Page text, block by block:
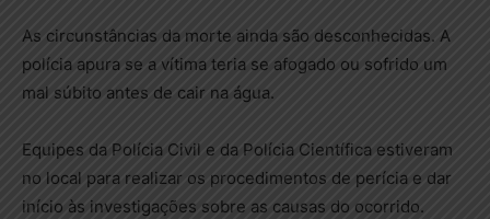
As circunstâncias da morte ainda são desconhecidas. A
polícia apura se a vítima teria se afogado ou sofrido um
mal súbito antes de cair na água.
Equipes da Polícia Civil e da Polícia Científica estiveram
no local para realizar os procedimentos de perícia e dar
início às investigações sobre as causas do ocorrido.